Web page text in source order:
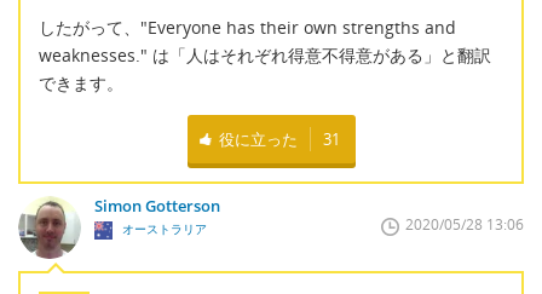
したがって、"Everyone has their own strengths and
weaknesses." は「人はそれぞれ得意不得意がある」と翻訳
できます。
役に立った 31
Simon Gotterson
オーストラリア 2020/05/28 13:06